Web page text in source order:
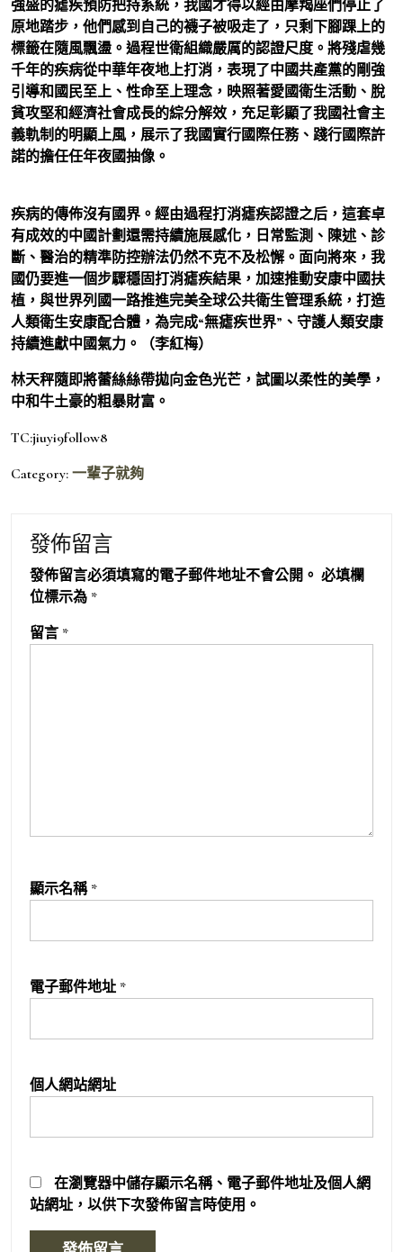
強盛的瘧疾預防把持系統，我國才得以經由摩羯座們停止了
原地踏步，他們感到自己的襪子被吸走了，只剩下腳踝上的
標籤在隨風飄盪。過程世衛組織嚴厲的認證尺度。將殘虐幾
千年的疾病從中華年夜地上打消，表現了中國共產黨的剛強
引導和國民至上、性命至上理念，映照著愛國衛生活動、脫
貧攻堅和經濟社會成長的綜分解效，充足彰顯了我國社會主
義軌制的明顯上風，展示了我國實行國際任務、踐行國際許
諾的擔任任年夜國抽像。
疾病的傳佈沒有國界。經由過程打消瘧疾認證之后，這套卓
有成效的中國計劃還需持續施展感化，日常監測、陳述、診
斷、醫治的精準防控辦法仍然不克不及松懈。面向將來，我
國仍要進一個步驟穩固打消瘧疾結果，加速推動安康中國扶
植，與世界列國一路推進完美全球公共衛生管理系統，打造
人類衛生安康配合體，為完成“無瘧疾世界”、守護人類安康
持續進獻中國氣力。（李紅梅）
林天秤隨即將蕾絲絲帶拋向金色光芒，試圖以柔性的美學，
中和牛土豪的粗暴財富。
TC:jiuyi9follow8
Category: 一輩子就夠
發佈留言
發佈留言必須填寫的電子郵件地址不會公開。 必填欄
位標示為 *
留言 *
顯示名稱 *
電子郵件地址 *
個人網站網址
在瀏覽器中儲存顯示名稱、電子郵件地址及個人網
站網址，以供下次發佈留言時使用。